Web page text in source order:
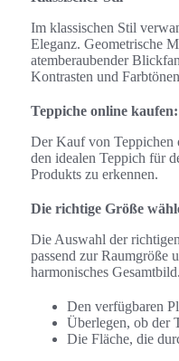
Im klassischen Stil
Eleganz. Geometrische
atemberaubender
Kontrasten und
Teppiche online
Der Kauf von Teppichen
den idealen Teppich für
Produkts zu erkennen.
Die richtige Größe
Die Auswahl der
passend zur Raumgröße
harmonisches
Den verfügbaren
Überlegen, ob der
Die Fläche, die